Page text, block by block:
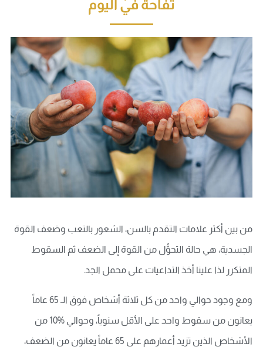
تفاحة في اليوم
من بين أكثر علامات التقدم بالسن، الشعور بالتعب وضعف القوة
الجسدية، هي حالة التحوُّل من القوة إلى الضعف ثم السقوط
المتكرر لذا علينا أخذ التداعيات على محمل الجد.
ومع وجود حوالي واحد من كل ثلاثة أشخاص فوق الـ 65 عاماً
يعانون من سقوط واحد على الأقل سنوياً، وحوالي %10 من
الأشخاص الذين تزيد أعمارهم على 65 عاماً يعانون من الضعف،